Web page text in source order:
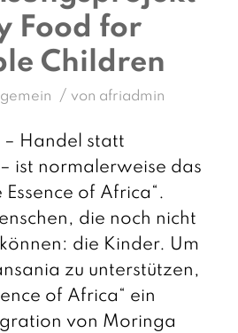
Food for
Children
/ von afriadmin
– Handel statt
ist normalerweise das
of Africa“.
die noch nicht
die Kinder. Um
zu unterstützen,
of Africa“ ein
von Moringa